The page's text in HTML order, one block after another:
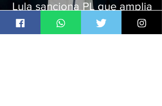
Lula sanciona PL que amplia
pena para crimes digitais
crianças